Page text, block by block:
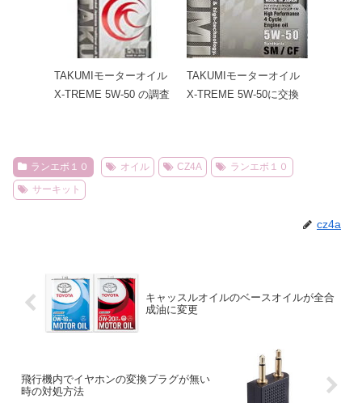
TAKUMIモーターオイル
X-TREME 5W-50 の調査
TAKUMIモーターオイル
X-TREME 5W-50に交換
ランエボ１０ オイル CZ4A
ランエボ１０
サーキット
cz4a
キャッスルオイルのベースオイルが全合
成油に変更
飛行機内でイヤホンの変換プラグが無い
時の対処方法